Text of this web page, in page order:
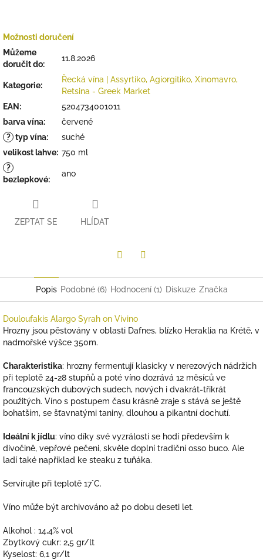
Možnosti doručení
Můžeme
doručit do:
11.8.2026
Kategorie:
Řecká vína | Assyrtiko, Agiorgitiko, Xinomavro,
Retsina - Greek Market
EAN :
5204734001011
barva vína:
červené
? typ vína:
suché
velikost lahve: 750 ml
?
bezlepkové:
ano
ZEPTAT SE HLÍDAT
Popis Podobné (6) Hodnocení (1) Diskuze Značka
Douloufakis Alargo Syrah on Vivino
Hrozny jsou pěstovány v oblasti Dafnes, blízko Heraklia na Krétě, v
nadmořské výšce 350m.
Charakteristika: hrozny fermentují klasicky v nerezových nádržích
při teplotě 24-28 stupňů a poté víno dozrává 12 měsíců ve
francouzských dubových sudech, nových i dvakrát-třikrát
použitých. Víno s postupem času krásně zraje s stává se ještě
bohatším, se šťavnatými taniny, dlouhou a pikantní dochutí.
Ideální k jídlu: víno díky své vyzrálosti se hodí především k
divočině, vepřové pečeni, skvěle doplní tradiční osso buco. Ale
ladí také například ke steaku z tuňáka.
Servírujte při teplotě 17°C.
Víno může být archivováno až po dobu deseti let.
Alkohol : 14,4% vol
Zbytkový cukr: 2,5 gr/lt
Kyselost: 6,1 gr/lt